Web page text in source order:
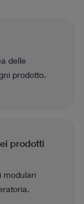
delle
prodotto.
prodotti
modulari